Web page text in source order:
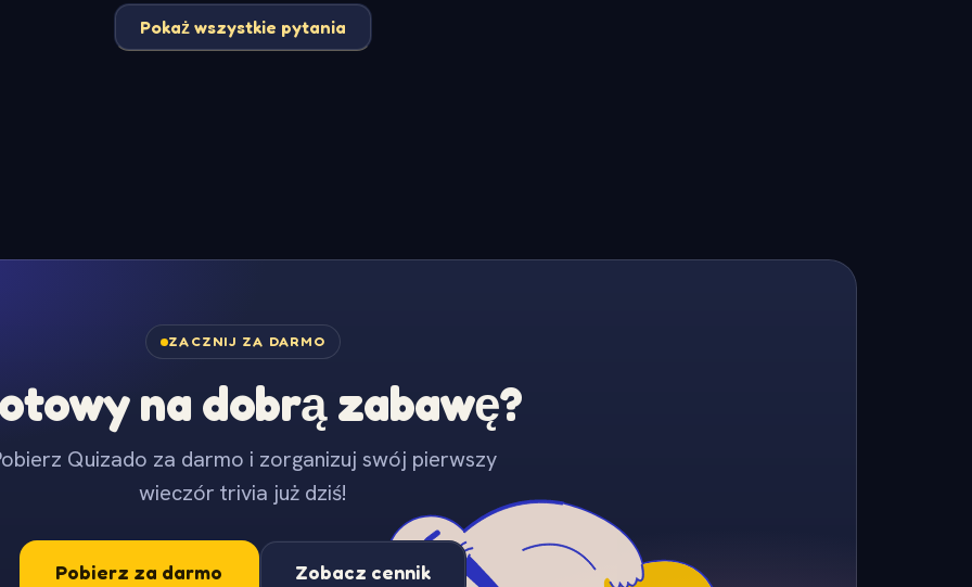
Pokaż wszystkie pytania
ZACZNIJ ZA DARMO
na dobrą zabawę?
Quizado za darmo i zorganizuj swój pierwszy
wieczór trivia już dziś!
Pobierz za darmo Zobacz cennik